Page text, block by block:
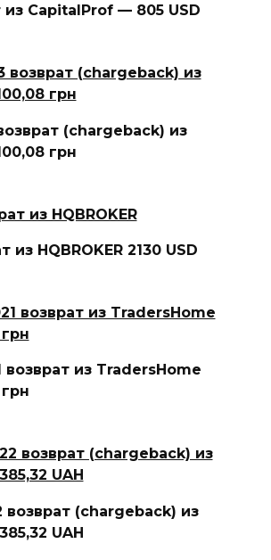
из CapitalProf — 805 USD
(chargeback) из
грн
из HQBROKER 2130 USD
возврат из TradersHome
возврат (chargeback) из
UAH